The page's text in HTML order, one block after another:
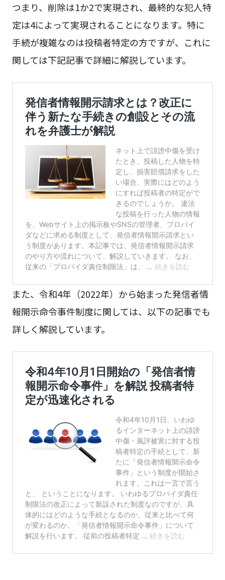
つまり、削除は1か2で実現され、最終的な犯人特
定は4によって実現されることになります。特に
手続が複雑なのは投稿者特定の方ですが、これに
関しては下記記事で詳細に解説しています。
また、令和4年（2022年）から始まった発信者情
報開示命令事件制度に関しては、以下の記事でも
詳しく解説しています。